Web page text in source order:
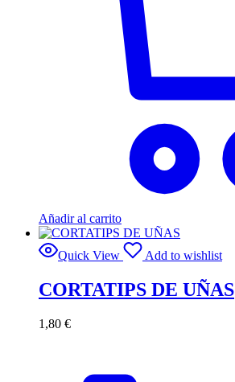
Añadir al carrito
Quick View Add to wishlist
CORTATIPS DE UÑAS
1,80 €